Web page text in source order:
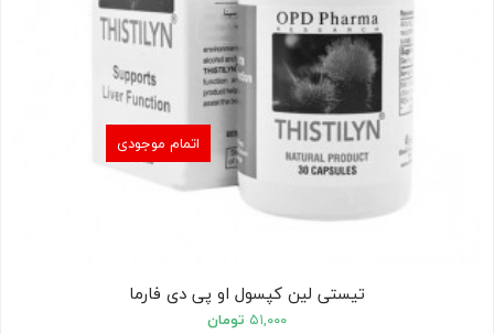
اتمام موجودی
تیستی لین کپسول او پی دی فارما
۵۱,۰۰۰ تومان